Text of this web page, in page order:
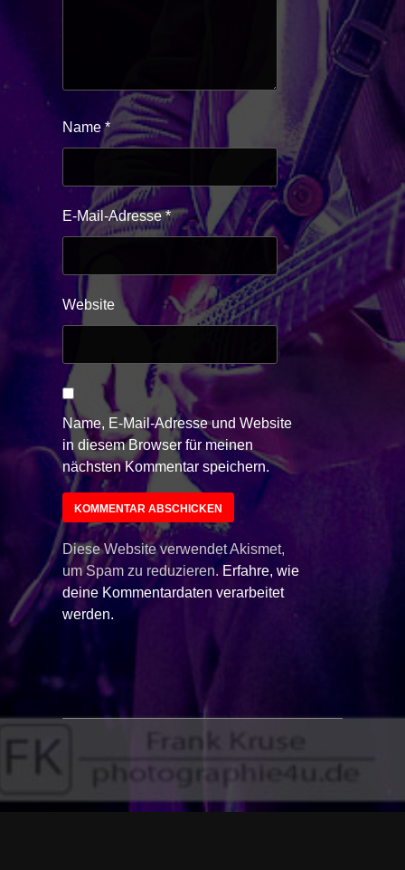
Name*
E-Mail-Adresse*
Website
Name, E-Mail-Adresse und Website
in diesem Browser für meinen
nächsten Kommentar speichern.
Diese Website verwendet Akismet,
um Spam zu reduzieren.Erfahre, wie
deine Kommentardaten verarbeitet
werden.